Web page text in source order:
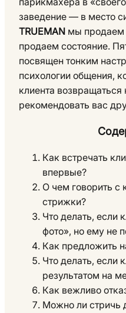
заведение — в место
TRUEMAN мы продаем
продаем состояние.
посвящен тонким
психологии общения,
клиента
рекомендовать вас
Как встречать
впервые?
О чем говорить с
стрижки?
Что делать, если
фото», но ему не
Как предложить
Что делать, если
результатом на
Как вежливо
Можно ли стричь